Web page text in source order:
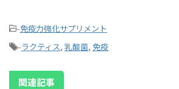
-免疫力強化サプリメント
-ラクティス, 乳酸菌, 免疫
関連記事